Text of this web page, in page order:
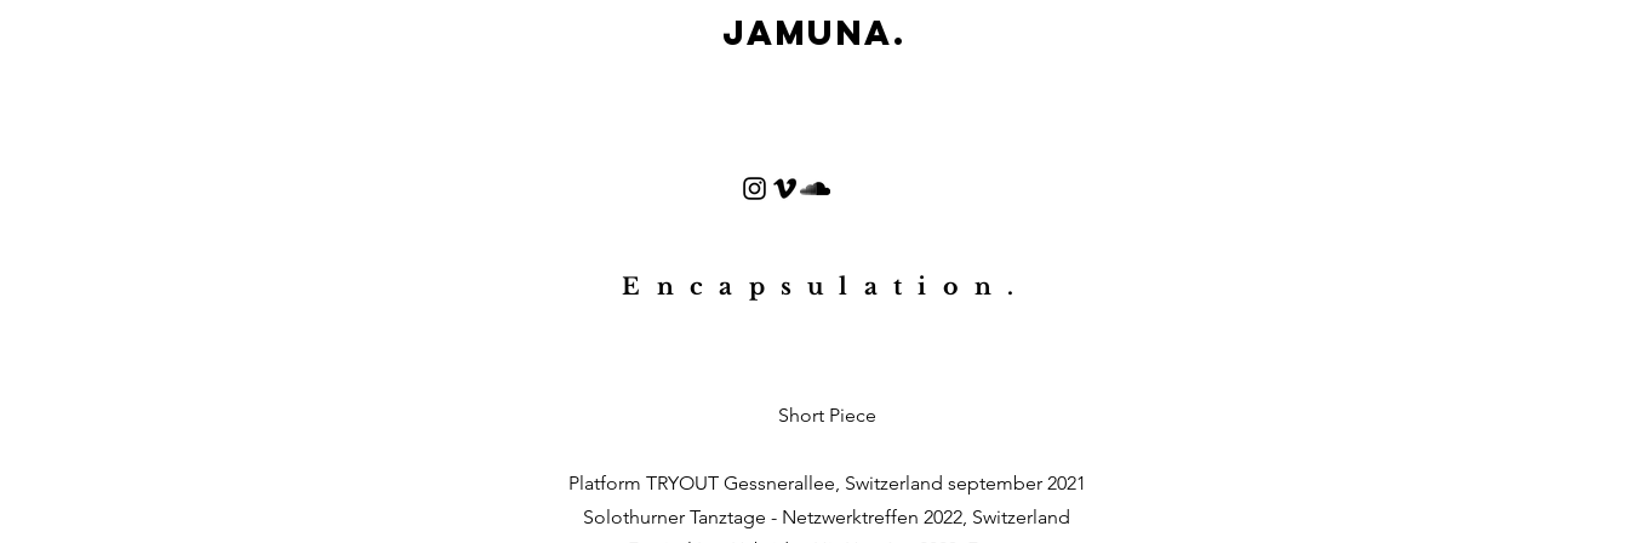
Jamuna.
Encapsulation.
Short Piece
Platform TRYOUT Gessnerallee, Switzerland september 2021
Solothurner Tanztage - Netzwerktreffen 2022, Switzerland